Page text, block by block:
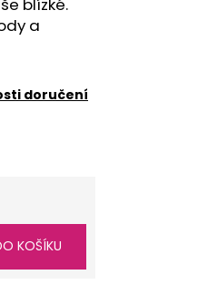
a
doručení
KOŠÍKU